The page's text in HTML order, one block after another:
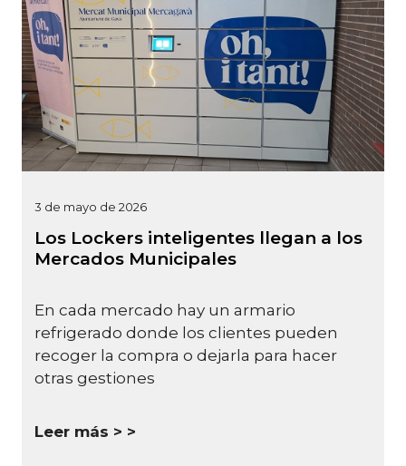
3 de mayo de 2026
Los Lockers inteligentes llegan a los
Mercados Municipales
En cada mercado hay un armario
refrigerado donde los clientes pueden
recoger la compra o dejarla para hacer
otras gestiones
Leer más >